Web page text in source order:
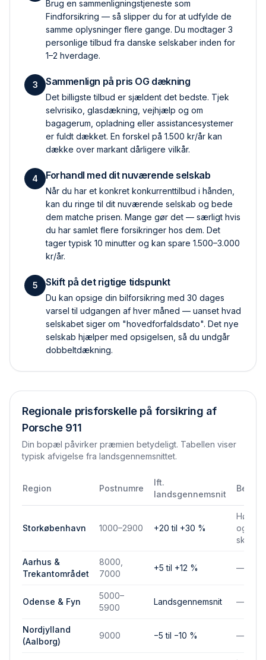
Brug en sammenlignings­tjeneste som
Findforsikring — så slipper du for at udfylde de
samme oplysninger flere gange. Du modtager 3
personlige tilbud fra danske selskaber inden for
1–2 hverdage.
3 Sammenlign på pris OG dækning
Det billigste tilbud er sjældent det bedste. Tjek
selvrisiko, glas­dækning, vejhjælp og om
bagagerum, opladning eller assistance­systemer
er fuldt dækket. En forskel på 1.500 kr/år kan
dække over markant dårligere vilkår.
4 Forhandl med dit nuværende selskab
Når du har et konkret konkurrent­tilbud i hånden,
kan du ringe til dit nuværende selskab og bede
dem matche prisen. Mange gør det — særligt hvis
du har samlet flere forsikringer hos dem. Det
tager typisk 10 minutter og kan spare 1.500–3.000
kr/år.
5 Skift på det rigtige tidspunkt
Du kan opsige din bilforsikring med 30 dages
varsel til udgangen af hver måned — uanset hvad
selskabet siger om "hovedforfaldsdato". Det nye
selskab hjælper med opsigelsen, så du undgår
dobbelt­dækning.
Regionale prisforskelle på forsikring af
Porsche 911
Din bopæl påvirker præmien betydeligt. Tabellen viser
typisk afvigelse fra landsgennemsnittet.
Region Postnumre
Ift.
landsgennemsnit
Storkøbenhavn 1000–2900 +20 til +30 %
Højere
og
Aarhus &
Trekantområdet
8000,
7000
+5 til +12 % —
Odense & Fyn
5000–
5900
Landsgennemsnit —
Nordjylland
(Aalborg)
9000 −5 til −10 % —